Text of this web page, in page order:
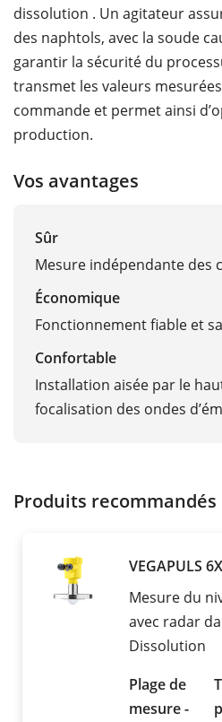
dissolution . Un agitateur
des naphtols, avec la soude
garantir la sécurité du
transmet les valeurs
commande et permet ainsi
production.
Vos avantages
Sûr
Mesure indépendante des
Économique
Fonctionnement fiable et
Confortable
Installation aisée par le
focalisation des ondes
Produits recommandés
VEGAPULS 6X
Mesure du
avec radar
Dissolution
Plage de
mesure -